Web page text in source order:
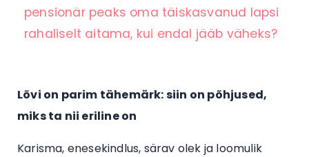
pensionär peaks oma täiskasvanud lapsi
rahaliselt aitama, kui endal jääb väheks?
Lõvi on parim tähemärk: siin on põhjused,
miks ta nii eriline on
Karisma, enesekindlus, särav olek ja loomulik